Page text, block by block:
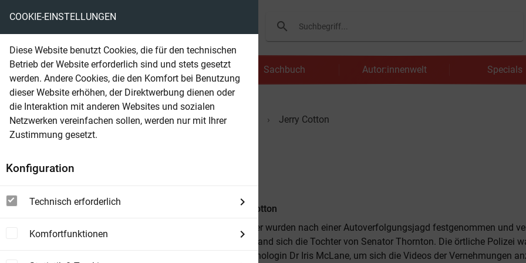
search
Suchen
Serien & Abo Belletristik Sachbuch Autor:innenwelt Specials
beam Serien & Abo Krimi & Thriller Jerry Cotton Jerry Cotton
Beam Shop
Jerry Cotton 3564
Harte Schule
Jerry Cotton
Drei Teenager wurden nach einer Autoverfolgungsjagd festgenommen und
Darunter befand sich die Tochter von Senator Thornton. Die örtliche Polizei
unsere Psychologin Dr Iris McLane, um sich die Videos der Vernehmungen
COOKIE-EINSTELLUNGEN
Diese Website benutzt Cookies, die für den technischen
Betrieb der Website erforderlich sind und stets gesetzt
werden. Andere Cookies, die den Komfort bei Benutzung
dieser Website erhöhen, der Direktwerbung dienen oder
die Interaktion mit anderen Websites und sozialen
Netzwerken vereinfachen sollen, werden nur mit Ihrer
Zustimmung gesetzt.
Konfiguration
Technisch erforderlich
Komfortfunktionen